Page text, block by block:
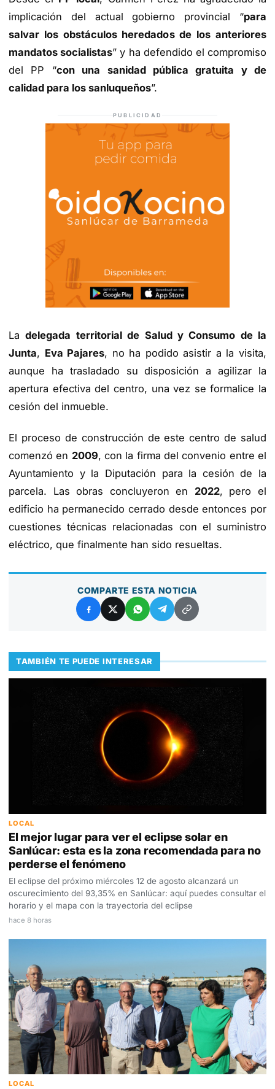
implicación del actual gobierno provincial “para
salvar los obstáculos heredados de los anteriores
mandatos socialistas” y ha defendido el compromiso
del PP “con una sanidad pública gratuita y de
calidad para los sanluqueños”.
PUBLICIDAD
Ladelegada territorial de Salud y Consumo de la
Junta, Eva Pajares, no ha podido asistir a la visita,
aunque ha trasladado su disposición a agilizar la
apertura efectiva del centro, una vez se formalice la
cesión del inmueble.
El proceso de construcción de este centro de salud
comenzó en 2009, con la firma del convenio entre el
Ayuntamiento y la Diputación para la cesión de la
parcela. Las obras concluyeron en 2022, pero el
edificio ha permanecido cerrado desde entonces por
cuestiones técnicas relacionadas con el suministro
eléctrico, que finalmente han sido resueltas.
COMPARTE ESTA NOTICIA
TAMBIÉN TE PUEDE INTERESAR
LOCAL
El mejor lugar para ver el eclipse solar en
Sanlúcar: esta es la zona recomendada para no
perderse el fenómeno
El eclipse del próximo miércoles 12 de agosto alcanzará un
oscurecimiento del 93,35% en Sanlúcar: aquí puedes consultar el
horario y el mapa con la trayectoria del eclipse
hace 8 horas
LOCAL